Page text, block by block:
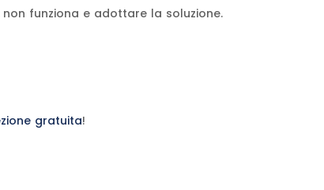
funziona e adottare la soluzione.
gratuita!